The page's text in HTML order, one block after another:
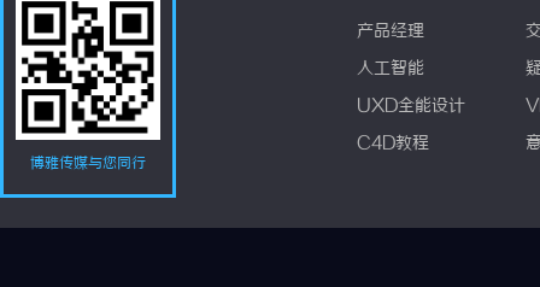
博雅传媒与您同行
产品经理
人工智能
UXD全能设计
C4D教程